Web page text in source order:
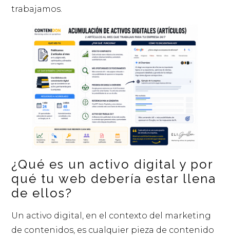
trabajamos.
¿Qué es un activo digital y por
qué tu web debería estar llena
de ellos?
Un activo digital, en el contexto del marketing
de contenidos, es cualquier pieza de contenido